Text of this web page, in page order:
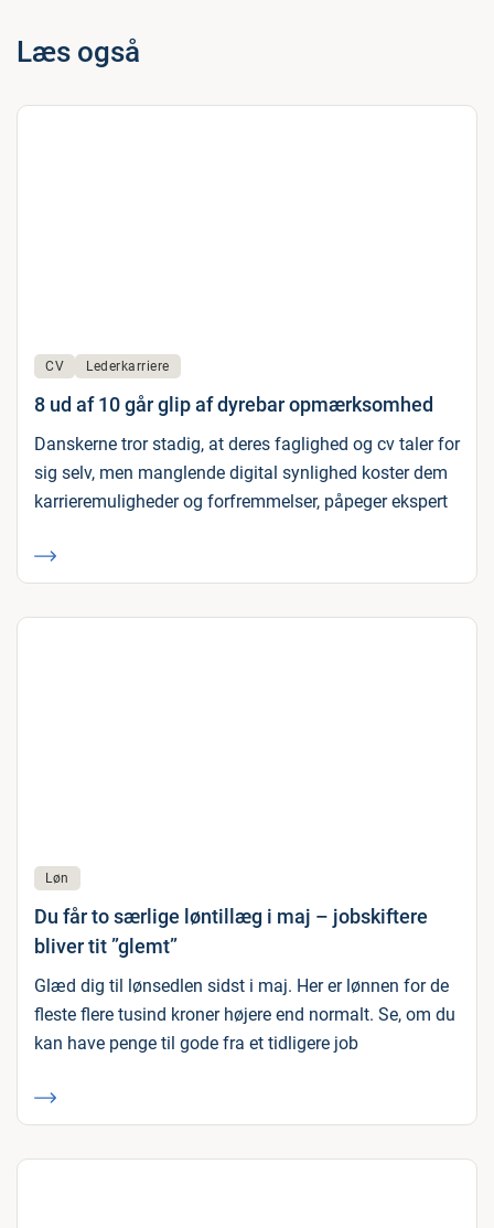
Læs også
CV Lederkarriere
8 ud af 10 går glip af dyrebar opmærksomhed
Danskerne tror stadig, at deres faglighed og cv taler for
sig selv, men manglende digital synlighed koster dem
karrieremuligheder og forfremmelser, påpeger ekspert
Løn
Du får to særlige løntillæg i maj – jobskiftere
bliver tit ”glemt”
Glæd dig til lønsedlen sidst i maj. Her er lønnen for de
fleste flere tusind kroner højere end normalt. Se, om du
kan have penge til gode fra et tidligere job